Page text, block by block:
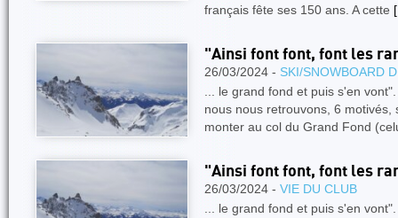
français fête ses 150 ans. A cette
"Ainsi font font, font les
26/03/2024 - SKI/SNOWBOARD
... le grand fond et puis s'en
nous nous retrouvons, 6 motivés,
monter au col du Grand Fond
"Ainsi font font, font les
26/03/2024 - VIE DU CLUB
... le grand fond et puis s'en